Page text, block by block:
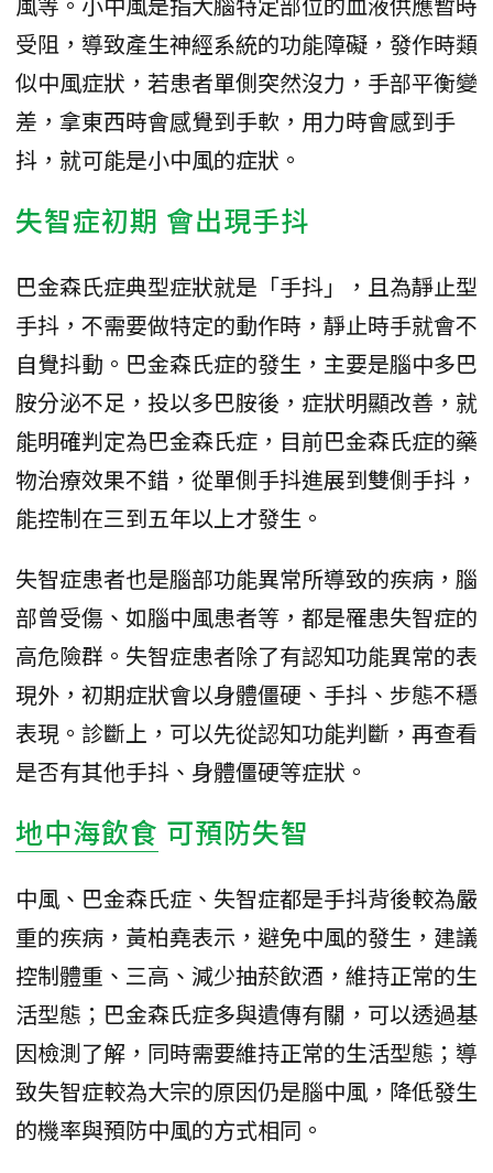
受阻，導致產生神經系統的功能障礙，發作時類
似中風症狀，若患者單側突然沒力，手部平衡變
差，拿東西時會感覺到手軟，用力時會感到手
抖，就可能是小中風的症狀。
失智症初期 會出現手抖
巴金森氏症典型症狀就是「手抖」，且為靜止型
手抖，不需要做特定的動作時，靜止時手就會不
自覺抖動。巴金森氏症的發生，主要是腦中多巴
胺分泌不足，投以多巴胺後，症狀明顯改善，就
能明確判定為巴金森氏症，目前巴金森氏症的藥
物治療效果不錯，從單側手抖進展到雙側手抖，
能控制在三到五年以上才發生。
失智症患者也是腦部功能異常所導致的疾病，腦
部曾受傷、如腦中風患者等，都是罹患失智症的
高危險群。失智症患者除了有認知功能異常的表
現外，初期症狀會以身體僵硬、手抖、步態不穩
表現。診斷上，可以先從認知功能判斷，再查看
是否有其他手抖、身體僵硬等症狀。
地中海飲食 可預防失智
中風、巴金森氏症、失智症都是手抖背後較為嚴
重的疾病，黃柏堯表示，避免中風的發生，建議
控制體重、三高、減少抽菸飲酒，維持正常的生
活型態；巴金森氏症多與遺傳有關，可以透過基
因檢測了解，同時需要維持正常的生活型態；導
致失智症較為大宗的原因仍是腦中風，降低發生
的機率與預防中風的方式相同。